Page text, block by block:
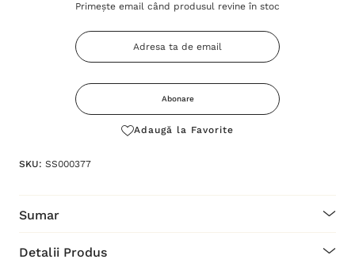
Primește email când produsul revine în stoc
Abonare
Adaugă la Favorite
SKU: SS000377
Sumar
Detalii Produs